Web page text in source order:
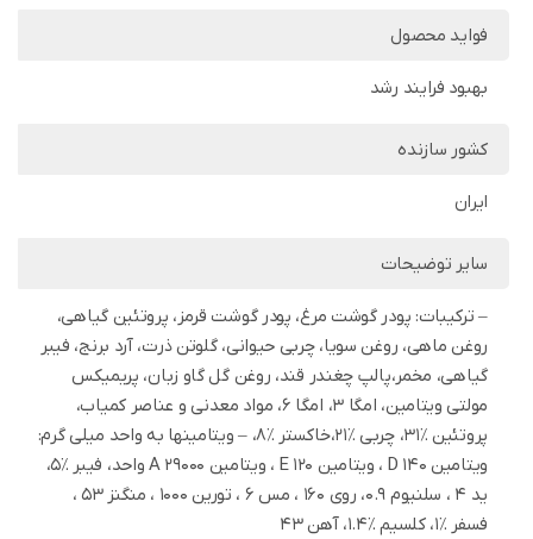
فواید محصول
بهبود فرایند رشد
کشور سازنده
ایران
سایر توضیحات
– ترکیبات: پودر گوشت مرغ، پودر گوشت قرمز، پروتئین گیاهی،
روغن ماهی، روغن سویا، چربی حیوانی، گلوتن ذرت، آرد برنج، فیبر
گیاهی، مخمر،پالپ چغندر قند، روغن گل گاو زبان، پریمیکس
مولتی ویتامین، امگا 3، امگا 6، مواد معدنی و عناصر کمیاب،
پروتئین ٪31، چربی ٪21،خاکستر ٪8، – ویتامینها به واحد میلی گرم:
ویتامین D 140 ، ویتامین E 120 ، ویتامین A 29000 واحد، فیبر ٪5،
ید 4 ، سلنیوم 0.9، روی 160 ، مس 6 ، تورین 1000 ، منگنز 53 ،
فسفر ٪1، کلسیم ٪1.4، آهن 43